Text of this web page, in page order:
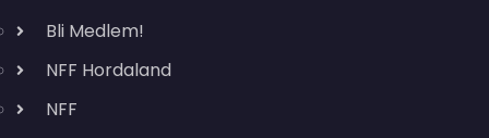
Bli Medlem!
NFF Hordaland
NFF